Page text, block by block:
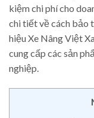
kiệm chi phí cho
chi tiết về cách bảo
hiệu Xe Nâng Việt
cung cấp các sản
nghiệp.